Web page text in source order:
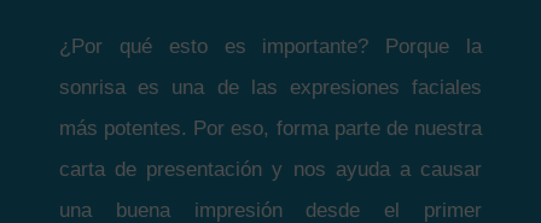
¿Por qué esto es importante? Porque la
sonrisa es una de las expresiones faciales
más potentes. Por eso, forma parte de nuestra
carta de presentación y nos ayuda a causar
una buena impresión desde el primer